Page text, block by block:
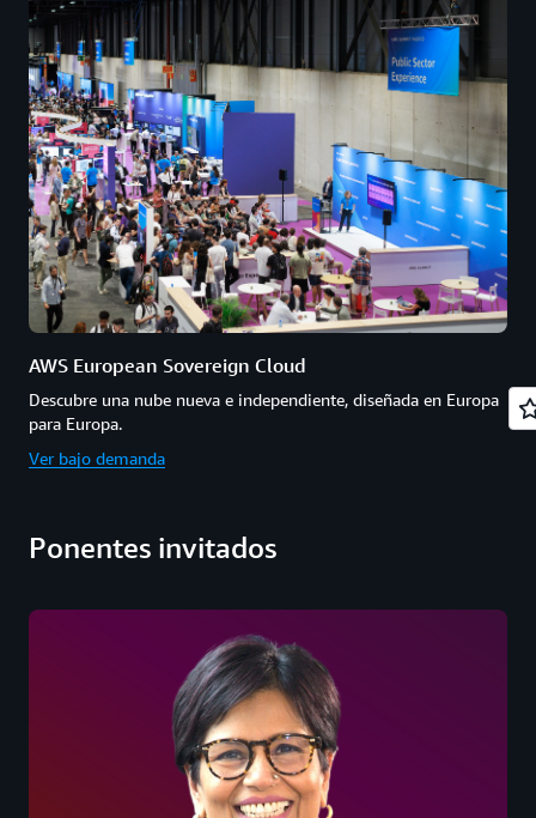
AWS European Sovereign Cloud
Descubre una nube nueva e independiente, diseñada en Europa
para Europa.
Ver bajo demanda
Ponentes invitados